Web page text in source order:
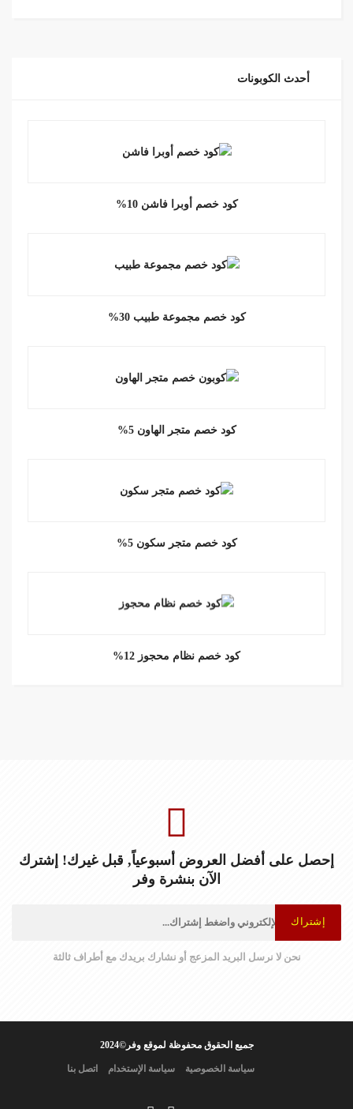
أحدث الكوبونات
كود خصم أوبرا فاشن 10%
كود خصم مجموعة طبيب 30%
كود خصم متجر الهاون 5%
كود خصم متجر سكون 5%
كود خصم نظام محجوز 12%
إحصل على أفضل العروض أسبوعياً, قبل غيرك! إشترك
الآن بنشرة وفر
إشتراك
نحن لا نرسل البريد المزعج أو نشارك بريدك مع أطراف ثالثة
جميع الحقوق محفوظة لموقع وفر©2024
سياسة الخصوصية سياسة الإستخدام اتصل بنا